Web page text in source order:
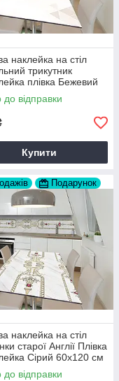
наклейка на стіл
трикутник
плівка Бежевий
см Happy Pocket
до відправки
Купити
Подарунок
наклейка на стіл
старої Англії Плівка
Сірий 60х120 см
Z184588
до відправки